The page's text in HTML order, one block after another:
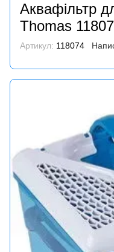
Аквафільтр
Thomas
Артикул: 118074